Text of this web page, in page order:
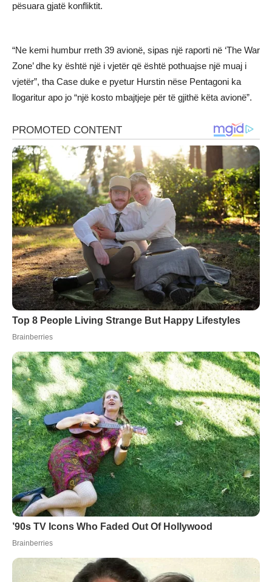
pësuara gjatë konfliktit.
“Ne kemi humbur rreth 39 avionë, sipas një raporti në ‘The War
Zone’ dhe ky është një i vjetër që është pothuajse një muaj i
vjetër”, tha Case duke e pyetur Hurstin nëse Pentagoni ka
llogaritur apo jo “një kosto mbajtjeje për të gjithë këta avionë”.